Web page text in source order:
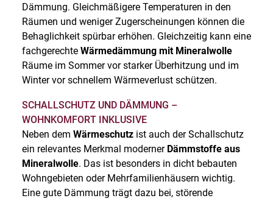
Dämmung. Gleichmäßigere Temperaturen in den
Räumen und weniger Zugerscheinungen können die
Behaglichkeit spürbar erhöhen. Gleichzeitig kann eine
fachgerechte Wärmedämmung mit Mineralwolle
Räume im Sommer vor starker Überhitzung und im
Winter vor schnellem Wärmeverlust schützen.
SCHALLSCHUTZ UND DÄMMUNG –
WOHNKOMFORT INKLUSIVE
Neben dem Wärmeschutz ist auch der Schallschutz
ein relevantes Merkmal moderner Dämmstoffe aus
Mineralwolle. Das ist besonders in dicht bebauten
Wohngebieten oder Mehrfamilienhäusern wichtig.
Eine gute Dämmung trägt dazu bei, störende